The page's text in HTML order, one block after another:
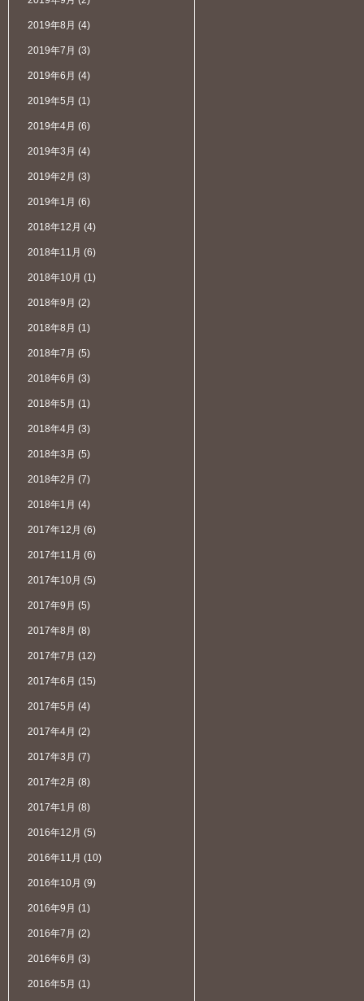
2019年8月 (4)
2019年7月 (3)
2019年6月 (4)
2019年5月 (1)
2019年4月 (6)
2019年3月 (4)
2019年2月 (3)
2019年1月 (6)
2018年12月 (4)
2018年11月 (6)
2018年10月 (1)
2018年9月 (2)
2018年8月 (1)
2018年7月 (5)
2018年6月 (3)
2018年5月 (1)
2018年4月 (3)
2018年3月 (5)
2018年2月 (7)
2018年1月 (4)
2017年12月 (6)
2017年11月 (6)
2017年10月 (5)
2017年9月 (5)
2017年8月 (8)
2017年7月 (12)
2017年6月 (15)
2017年5月 (4)
2017年4月 (2)
2017年3月 (7)
2017年2月 (8)
2017年1月 (8)
2016年12月 (5)
2016年11月 (10)
2016年10月 (9)
2016年9月 (1)
2016年7月 (2)
2016年6月 (3)
2016年5月 (1)